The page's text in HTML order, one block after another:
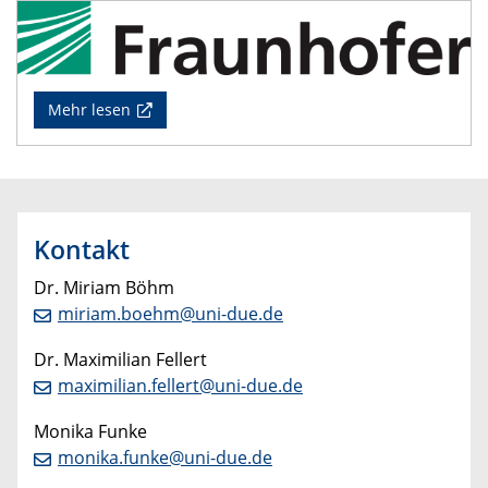
Mehr lesen
Kontakt
Dr. Miriam Böhm
miriam.boehm@uni-due.de
Dr. Maximilian Fellert
maximilian.fellert@uni-due.de
Monika Funke
monika.funke@uni-due.de